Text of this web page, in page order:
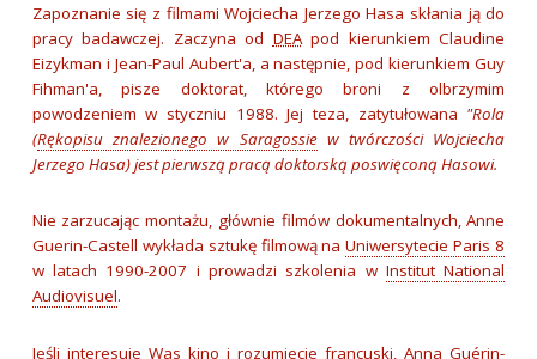
Zapoznanie się z filmami Wojciecha Jerzego Hasa skłania ją do
pracy badawczej. Zaczyna od DEApod kierunkiem Claudine
Eizykman i Jean-Paul Aubert'a, a następnie, pod kierunkiem Guy
Fihman'a, pisze doktorat, którego broni z olbrzymim
powodzeniem w styczniu 1988. Jej teza, zatytułowana "Rola
(Rękopisu znalezionego w Saragossiew twórczości Wojciecha
Jerzego Hasa) jest pierwszą pracą doktorską poswięconą Hasowi.
Nie zarzucając montażu, głównie filmów dokumentalnych, Anne
Guerin-Castell wykłada sztukę filmową naUniwersytecie Paris 8
w latach 1990-2007 i prowadzi szkolenia wInstitut National
Audiovisuel.
Jeśli interesuje Was kino i rozumiecie francuski, Anna Guérin-